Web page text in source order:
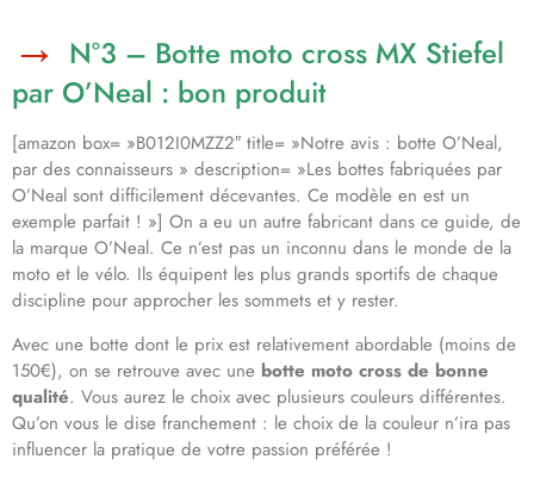
N°3 – Botte moto cross MX Stiefel
par O’Neal : bon produit
[amazon box= »B012I0MZZ2″ title= »Notre avis : botte O’Neal,
par des connaisseurs » description= »Les bottes fabriquées par
O’Neal sont difficilement décevantes. Ce modèle en est un
exemple parfait ! »] On a eu un autre fabricant dans ce guide, de
la marque O’Neal. Ce n’est pas un inconnu dans le monde de la
moto et le vélo. Ils équipent les plus grands sportifs de chaque
discipline pour approcher les sommets et y rester.
Avec une botte dont le prix est relativement abordable (moins de
150€), on se retrouve avec une botte moto cross de bonne
qualité. Vous aurez le choix avec plusieurs couleurs différentes.
Qu’on vous le dise franchement : le choix de la couleur n’ira pas
influencer la pratique de votre passion préférée !